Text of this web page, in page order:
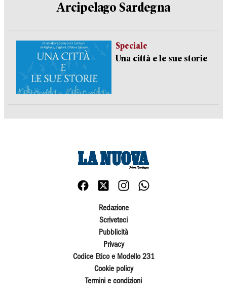
Arcipelago Sardegna
Speciale
Una città e le sue storie
Redazione
Scriveteci
Pubblicità
Privacy
Codice Etico e Modello 231
Cookie policy
Termini e condizioni